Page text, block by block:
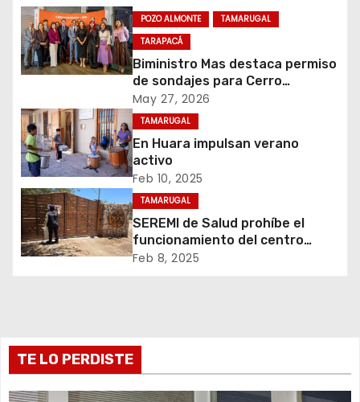
a
c
i
ó
n
d
e
e
r
a
POZO ALMONTE
TAMARUGAL
TARAPACÁ
Biministro Mas destaca permiso
de sondajes para Cerro
Colorado
May 27, 2026
TAMARUGAL
En Huara impulsan verano
activo
Feb 10, 2025
TAMARUGAL
SEREMI de Salud prohíbe el
funcionamiento del centro
recreativo Tantakuy
Feb 8, 2025
TE LO PERDISTE